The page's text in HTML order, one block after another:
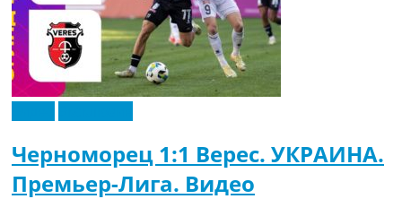
Черноморец 1:1 Верес. УКРАИНА.
Премьер-Лига. Видео